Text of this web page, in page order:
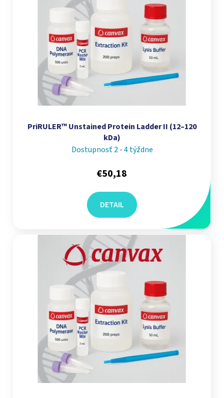
PriRULER™ Unstained Protein Ladder II (12–120
kDa)
Dostupnosť 2 - 4 týždne
€50,18
DETAIL